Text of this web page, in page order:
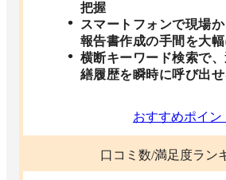
把握
スマートフォンで現場か
報告書作成の手間を大
横断キーワード検索で
繕履歴を瞬時に呼び出せ
おすすめポイン
口コミ数/満足度ラン